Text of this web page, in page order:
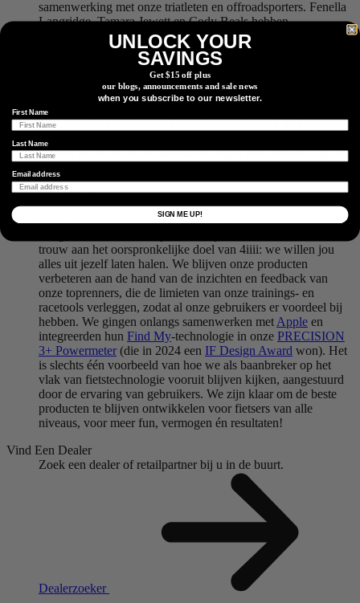
samenwerking met onze triatleten en offroadsporters. Fenella
Langridge, Tamara Jewett en Cody Beals hebben
verschillende overwinningen en podiumplaatsen behaald in
70.3 en volledige Ironmans. Daarbij gebruikten ze de
technologie van 4iiii tijdens hun trainingen en wedstrijden.
Ook in het mountainbiken en gravel hebben we onze strepen
verdiend, met Emily Batty in de World Cup, Haley Smith die
in 2023 de algemene overwinning bij de vrouwen pakte in de
Life Time Grand Prix, en Evan Russell die zich tot Canadees
bewijst dat onze vermogensmeters tegen alles bestand zijn wat
een renner ze kan aandoen.
Dus… wat nu? We hebben onze technologie bewezen op het
trouw aan het oorspronkelijke doel van 4iiii: we willen jou
alles uit jezelf laten halen. We blijven onze producten
verbeteren aan de hand van de inzichten en feedback van
onze toprenners, die de limieten van onze trainings- en
racetools verleggen, zodat al onze gebruikers er voordeel bij
hebben. We gingen onlangs samenwerken met Apple en
integreerden hun Find My-technologie in onze PRECISION
3+ Powermeter (die in 2024 een IF Design Award won). Het
is slechts één voorbeeld van hoe we als baanbreker op het
vlak van fietstechnologie vooruit blijven kijken, aangestuurd
door de ervaring van gebruikers. We zijn klaar om de beste
producten te blijven ontwikkelen voor fietsers van alle
niveaus, voor meer fun, vermogen én resultaten!
Vind Een Dealer
Zoek een dealer of retailpartner bij u in de buurt.
Dealerzoeker
UNLOCK YOUR
SAVINGS
Get $15 off plus
our blogs, announcements and sale news
when you subscribe to our newsletter.
First Name
Last Name
Email address
SIGN ME UP!